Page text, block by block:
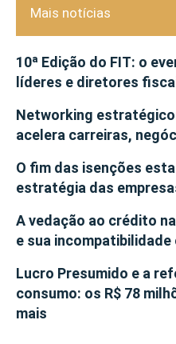
Mais notícias
10ª Edição do FIT: o
líderes e diretores
Networking
acelera carreiras,
O fim das isenções
estratégia das
A vedação ao crédito
e sua
Lucro Presumido e a
consumo: os R$ 78
mais